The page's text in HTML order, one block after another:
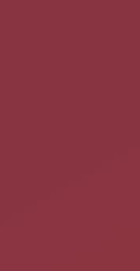
n'est pas
" --filter "-
a terminé son travail..."
n'y a pas eu
le jeu de mots
s'affiche, il faut
aurait pas quelque
qui suivent, ça